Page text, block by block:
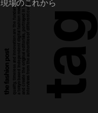
t
a
g